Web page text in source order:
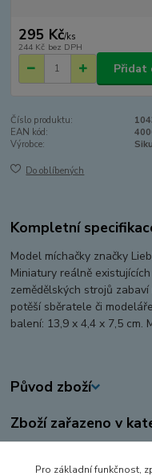
295 Kč/ks
244 Kč bez DPH
Přidat
Číslo produktu:
EAN kód:
Výrobce:
Siku
Do oblíbených
Kompletní
Model míchačky značky
Miniatury reálně
zemědělských strojů
potěší sběratele či
balení: 13,9 x 4,4 x 7,5 cm.
Původ zboží
Zboží zařazeno v
Pro základní funkčnost,